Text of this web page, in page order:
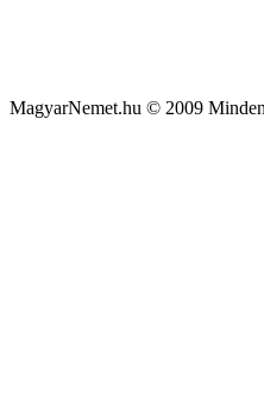
MagyarNemet.hu © 2009